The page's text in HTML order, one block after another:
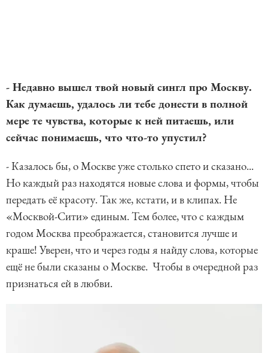
- Недавно вышел твой новый сингл про Москву.
Как думаешь, удалось ли тебе донести в полной
мере те чувства, которые к ней питаешь, или
сейчас понимаешь, что что-то упустил?
- Казалось бы, о Москве уже столько спето и сказано...
Но каждый раз находятся новые слова и формы, чтобы
передать её красоту. Так же, кстати, и в клипах. Не
«Москвой-Сити» единым. Тем более, что с каждым
годом Москва преображается, становится лучше и
краше! Уверен, что и через годы я найду слова, которые
ещё не были сказаны о Москве. Чтобы в очередной раз
признаться ей в любви.